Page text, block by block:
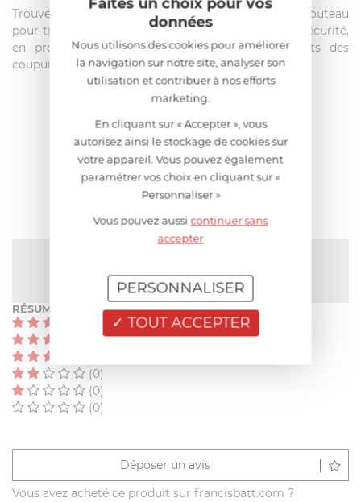
Trouvez la protection de lame adaptée à votre couteau
pour transporter ou ranger vos couteaux en toute sécurité,
en protégeant la lame des chocs et vos doigts des
coupures.
AIDE AU CHOIX
AVIS CLIENT
Pas encore de note
RÉSUMÉ
(0)
(0)
(0)
(0)
Déposer un avis
Vous avez acheté ce produit sur francisbatt.com ?
données
Nous utilisons des cookies pour améliorer
la navigation sur notre site, analyser son
utilisation et contribuer à nos efforts
marketing.
En cliquant sur « Accepter », vous
autorisez ainsi le stockage de cookies sur
votre appareil. Vous pouvez également
paramétrer vos choix en cliquant sur «
Personnaliser »
Vous pouvez aussicontinuer sans
accepter
TOUT ACCEPTER
PERSONNALISER